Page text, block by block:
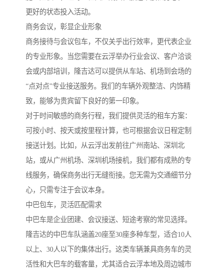
更好的状态投入活动。
商务会议，彰显企业形象
商务接待与会议包车，不仅关乎出行效率，更代表企业
的专业形象。当您需要在云浮举办行业会议、客户洽谈
会或内部培训，隆吉达可以提供从车站、机场到会场的
“点对点”专业接送服务。我们的车辆外观整洁、内饰精
致，能够为贵宾留下良好的第一印象。
对于时间敏感的商务行程，我们提供灵活的租车方案：
可按小时、按天或按里程计算，也可根据会议日程定制
接送计划。比如，从云浮出发前往广州南站、深圳北
站，或从广州机场、深圳机场接机，我们都有成熟的专
线服务，确保商务出行无缝衔接。您无需为交通细节分
心，只需专注于会议本身。
中巴包车，灵活匹配需求
中巴车是企业团建、会议接送、短途考察的常见选择。
隆吉达的中巴车队涵盖20座至30座多种车型，适合10人
以上、30人以下的集体出行。这类车辆兼具商务车的灵
活性和大巴车的载客量，尤其适合云浮本地及周边城市